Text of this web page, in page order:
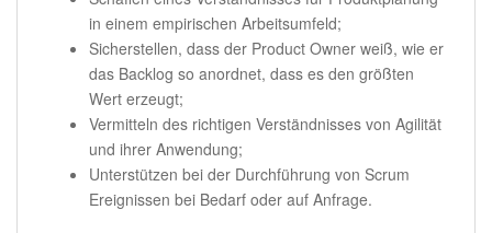
in einem empirischen Arbeitsumfeld;
Sicherstellen, dass der Product Owner weiß, wie er
das Backlog so anordnet, dass es den größten
Wert erzeugt;
Vermitteln des richtigen Verständnisses von Agilität
und ihrer Anwendung;
Unterstützen bei der Durchführung von Scrum
Ereignissen bei Bedarf oder auf Anfrage.